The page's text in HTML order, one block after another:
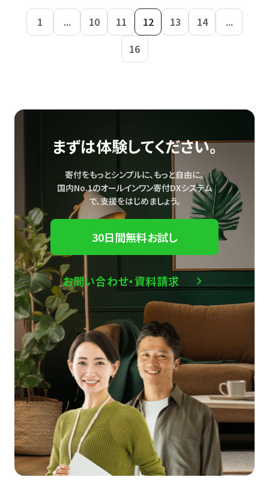
1 ... 10 11 12 13 14
...
16
まずは体験してください。
寄付をもっとシンプルに、もっと自由に。
国内No.1のオールインワン寄付DXシステム
で、支援をはじめましょう。
30日間無料お試し
お問い合わせ・資料請求